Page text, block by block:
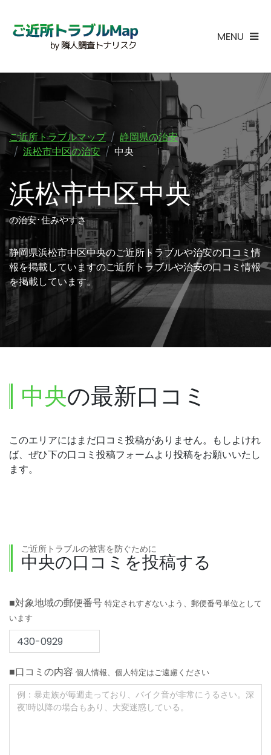
MENU
ご近所トラブルマップ
静岡県の治安
浜松市中区の治安
中央
浜松市中区中央
の治安･住みやすさ
静岡県浜松市中区中央のご近所トラブルや治安の口コミ情
報を掲載していますのご近所トラブルや治安の口コミ情報
を掲載しています。
中央の最新口コミ
このエリアにはまだ口コミ投稿がありません。もしよけれ
ば、ぜひ下の口コミ投稿フォームより投稿をお願いいたし
ます。
ご近所トラブルの被害を防ぐために
中央の口コミを投稿する
■対象地域の郵便番号 特定されすぎないよう、郵便番号単位として
います
■口コミの内容 個人情報、個人特定はご遠慮ください